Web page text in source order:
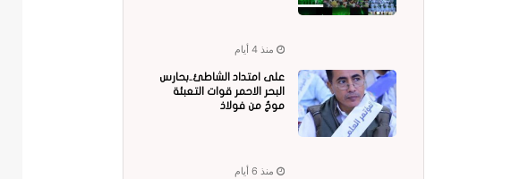
منذ 4 أيام
على امتداد الشاطئ..بحارس
البحر الاحمر قوات التعبئة
موجٌ من فولاذ
منذ 6 أيام